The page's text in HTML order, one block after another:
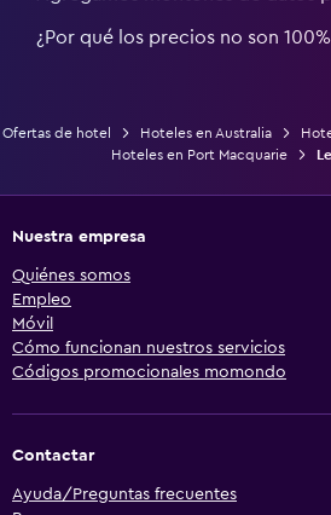
¿Por qué los precios no son
Ofertas de hotel Hoteles en Australia
Hoteles en Port Macquarie
Nuestra empresa
Quiénes somos
Empleo
Móvil
Cómo funcionan nuestros servicios
Códigos promocionales momondo
Contactar
Ayuda/Preguntas frecuentes